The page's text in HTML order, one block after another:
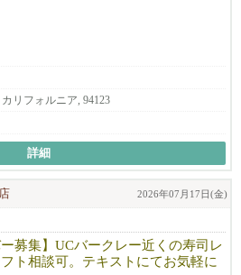
）としての経験有り
こちらでサポートします。
カリフォルニア, 94123
詳細
2026年07月17日(金)
募集】UCバークレー近くの寿司レ
ト相談可。テキストにてお気軽に